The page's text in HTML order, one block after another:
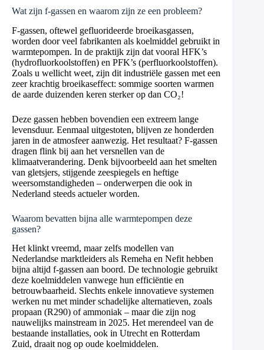
Wat zijn f-gassen en waarom zijn ze een probleem?
F-gassen, oftewel gefluorideerde broeikasgassen,
worden door veel fabrikanten als koelmiddel gebruikt in
warmtepompen. In de praktijk zijn dat vooral HFK’s
(hydrofluorkoolstoffen) en PFK’s (perfluorkoolstoffen).
Zoals u wellicht weet, zijn dit industriële gassen met een
zeer krachtig broeikaseffect: sommige soorten warmen
de aarde duizenden keren sterker op dan CO₂!
Deze gassen hebben bovendien een extreem lange
levensduur. Eenmaal uitgestoten, blijven ze honderden
jaren in de atmosfeer aanwezig. Het resultaat? F-gassen
dragen flink bij aan het versnellen van de
klimaatverandering. Denk bijvoorbeeld aan het smelten
van gletsjers, stijgende zeespiegels en heftige
weersomstandigheden – onderwerpen die ook in
Nederland steeds actueler worden.
Waarom bevatten bijna alle warmtepompen deze
gassen?
Het klinkt vreemd, maar zelfs modellen van
Nederlandse marktleiders als Remeha en Nefit hebben
bijna altijd f-gassen aan boord. De technologie gebruikt
deze koelmiddelen vanwege hun efficiëntie en
betrouwbaarheid. Slechts enkele innovatieve systemen
werken nu met minder schadelijke alternatieven, zoals
propaan (R290) of ammoniak – maar die zijn nog
nauwelijks mainstream in 2025. Het merendeel van de
bestaande installaties, ook in Utrecht en Rotterdam
Zuid, draait nog op oude koelmiddelen.